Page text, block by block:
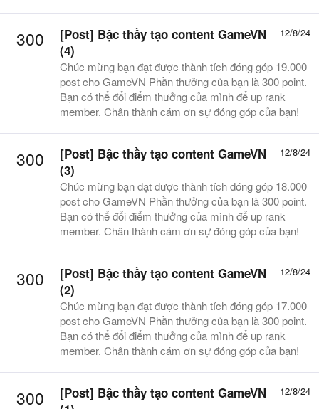
300 12/8/24
[Post] Bậc thầy tạo content GameVN
(4)
Chúc mừng bạn đạt được thành tích đóng góp 19.000
post cho GameVN Phần thưởng của bạn là 300 point.
Bạn có thể đổi điểm thưởng của mình để up rank
member. Chân thành cám ơn sự đóng góp của bạn!
300 12/8/24
[Post] Bậc thầy tạo content GameVN
(3)
Chúc mừng bạn đạt được thành tích đóng góp 18.000
post cho GameVN Phần thưởng của bạn là 300 point.
Bạn có thể đổi điểm thưởng của mình để up rank
member. Chân thành cám ơn sự đóng góp của bạn!
300 12/8/24
[Post] Bậc thầy tạo content GameVN
(2)
Chúc mừng bạn đạt được thành tích đóng góp 17.000
post cho GameVN Phần thưởng của bạn là 300 point.
Bạn có thể đổi điểm thưởng của mình để up rank
member. Chân thành cám ơn sự đóng góp của bạn!
300 12/8/24
[Post] Bậc thầy tạo content GameVN